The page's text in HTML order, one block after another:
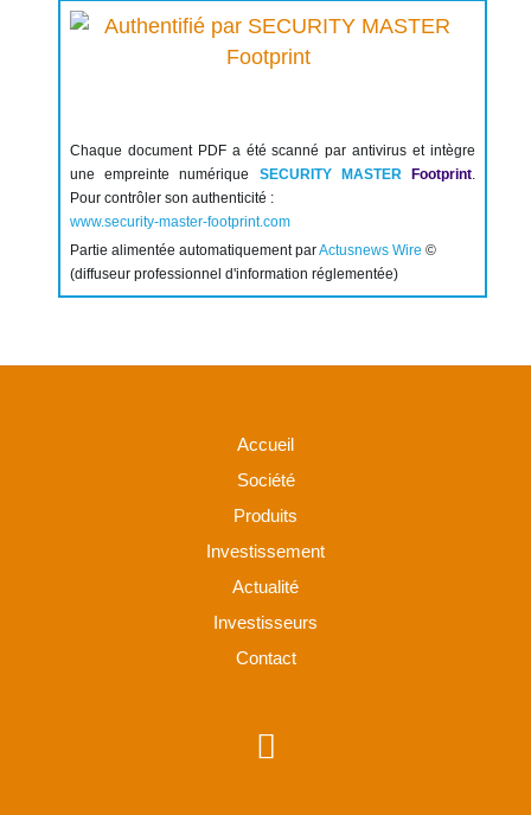
Chaque document PDF a été scanné par antivirus et intègre
une empreinte numérique SECURITY MASTER Footprint
Pour contrôler son authenticité :
www.security-master-footprint.com
Partie alimentée automatiquement parActusnews Wire ©
(diffuseur professionnel d'information réglementée)
Accueil
Société
Produits
Investissement
Actualité
Investisseurs
Contact